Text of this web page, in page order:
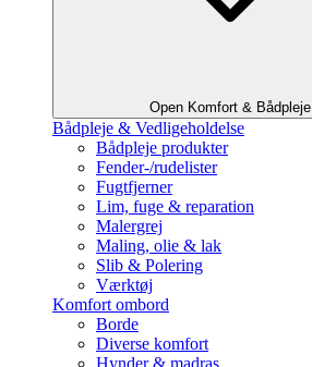
Open Komfort & Bådpleje
Bådpleje & Vedligeholdelse
Bådpleje produkter
Fender-/rudelister
Fugtfjerner
Lim, fuge & reparation
Malergrej
Maling, olie & lak
Slib & Polering
Værktøj
Komfort ombord
Borde
Diverse komfort
Hynder & madras